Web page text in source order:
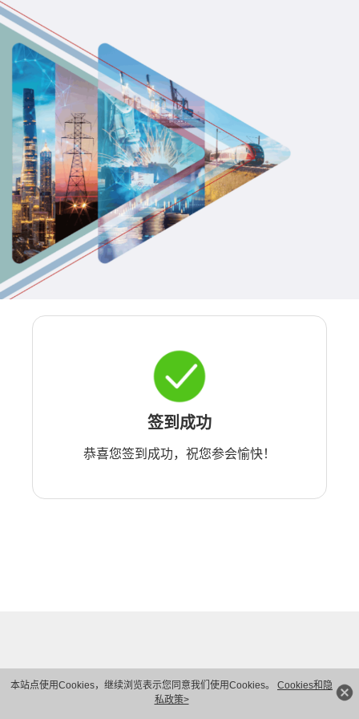
本站点使用Cookies，继续浏览表示您同意我们使用Cookies。 Cookies和隐
私政策>
签到成功
恭喜您签到成功，祝您参会愉快！